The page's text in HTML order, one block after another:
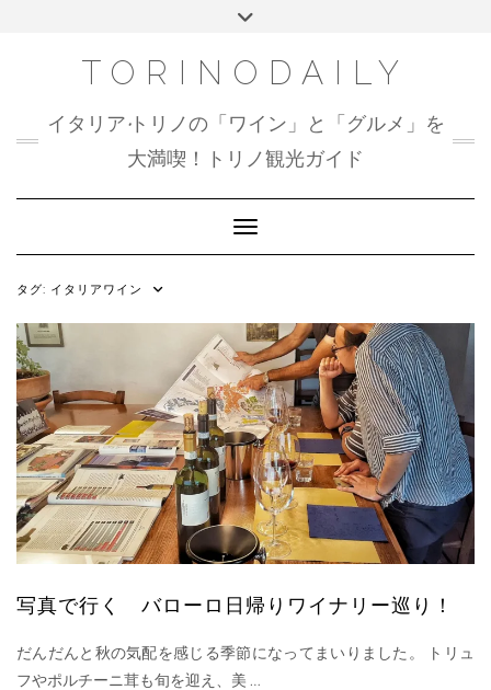
Toggle
TORINODAILY
イタリア•トリノの「ワイン」と「グルメ」を
大満喫！トリノ観光ガイド
Toggle Navigation
タグ: イタリアワイン
写真で行く バローロ日帰りワイナリー巡り！
だんだんと秋の気配を感じる季節になってまいりました。 トリュ
フやポルチーニ茸も旬を迎え、美 …